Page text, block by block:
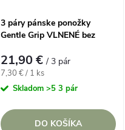
3 páry pánske ponožky
Gentle Grip VLNENÉ bez
ČIERNE
21,90 €/ 3 pár
Jednotková
cena:
7,30 € / 1 ks
Skladom >5 3 pár
DO KOŠÍKA